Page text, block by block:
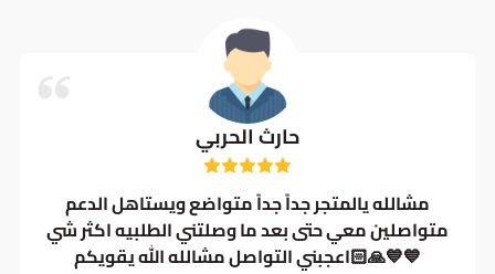
حارث الحربي
مشالله يالمتجر جداً جداً متواضع ويستاهل الدعم
متواصلين معي حتى بعد ما وصلتني الطلبيه اكثر شي
اعجبني التواصل مشالله الله يقويكم🙏🏻💙💙